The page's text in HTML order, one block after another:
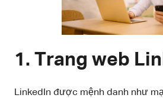
1. Trang web
LinkedIn được mệnh danh như